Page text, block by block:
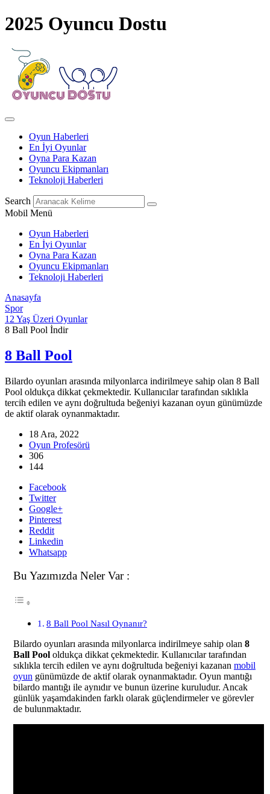
2025 Oyuncu Dostu
Oyun Haberleri
En İyi Oyunlar
Oyna Para Kazan
Oyuncu Ekipmanları
Teknoloji Haberleri
Search
Mobil Menü
Oyun Haberleri
En İyi Oyunlar
Oyna Para Kazan
Oyuncu Ekipmanları
Teknoloji Haberleri
Anasayfa
Spor
12 Yaş Üzeri Oyunlar
8 Ball Pool İndir
8 Ball Pool
Bilardo oyunları arasında milyonlarca indirilmeye sahip olan 8 Ball
Pool oldukça dikkat çekmektedir. Kullanıcılar tarafından sıklıkla
tercih edilen ve aynı doğrultuda beğeniyi kazanan oyun günümüzde
de aktif olarak oynanmaktadır.
18 Ara, 2022
Oyun Profesörü
306
144
Facebook
Twitter
Google+
Pinterest
Reddit
Linkedin
Whatsapp
Bu Yazımızda Neler Var :
8 Ball Pool Nasıl Oynanır?
Bilardo oyunları arasında milyonlarca indirilmeye sahip olan 8
Ball Pool oldukça dikkat çekmektedir. Kullanıcılar tarafından
sıklıkla tercih edilen ve aynı doğrultuda beğeniyi kazanan mobil
oyun günümüzde de aktif olarak oynanmaktadır. Oyun mantığı
bilardo mantığı ile aynıdır ve bunun üzerine kuruludur. Ancak
günlük yaşamdakinden farklı olarak güçlendirmeler ve görevler
de bulunmaktadır.